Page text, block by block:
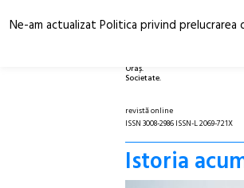
Oraș.
Societate.
revistă online
ISSN 3008-2986 ISSN-L 2069-721X
Istoria
Ne-am actualizat Politica privind